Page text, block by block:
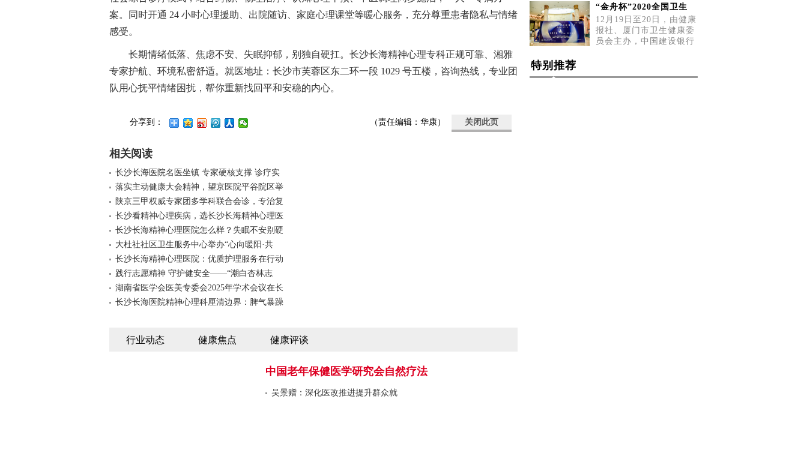
案。同时开通 24 小时心理援助、出院随访、家庭心理课堂等暖心服务，充分尊重患者隐私与情绪
感受。
长期情绪低落、焦虑不安、失眠抑郁，别独自硬扛。长沙长海精神心理专科正规可靠、湘雅
专家护航、环境私密舒适。就医地址：长沙市芙蓉区东二环一段 1029 号五楼，咨询热线，专业团
队用心抚平情绪困扰，帮你重新找回平和安稳的内心。
分享到： 关闭此页
（责任编辑：华康）
相关阅读
长沙长海医院名医坐镇 专家硬核支撑 诊疗实
落实主动健康大会精神，望京医院平谷院区举
陕京三甲权威专家团多学科联合会诊，专治复
长沙看精神心理疾病，选长沙长海精神心理医
长沙长海精神心理医院怎么样？失眠不安别硬
大杜社社区卫生服务中心举办“心向暖阳·共
长沙长海精神心理医院：优质护理服务在行动
践行志愿精神 守护健安全——“潮白杏林志
湖南省医学会医美专委会2025年学术会议在长
长沙长海医院精神心理科厘清边界：脾气暴躁
行业动态 健康焦点 健康评谈
中国老年保健医学研究会自然疗法
吴景赠：深化医改推进提升群众就
“金舟杯”2020全国卫生
12月19日至20日，由健康
报社、厦门市卫生健康委
员会主办，中国建设银行
特别推荐